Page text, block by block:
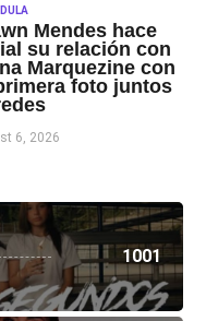
Mendes hace
su relación con
Marquezine con
foto juntos
6, 2026
1001